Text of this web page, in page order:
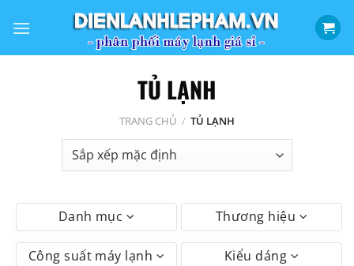
qua
TỦ LẠNH
TRANG CHỦ / TỦ LẠNH
Danh mục Thương hiệu
Công suất máy lạnh Kiểu dáng